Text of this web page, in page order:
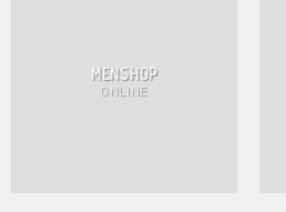
MENSHOP
ONLINE